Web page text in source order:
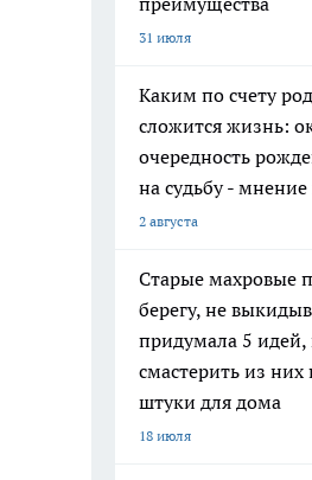
31 июля
Каким по счету
сложится жизнь:
очередность
на судьбу - мнение
2 августа
Старые махровые
берегу, не
придумала 5 идей,
смастерить из
штуки для дома
18 июля